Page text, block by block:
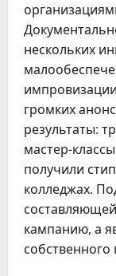
нескольких
громких
результаты:
мастер-
получили
колледжах.
кампанию, а